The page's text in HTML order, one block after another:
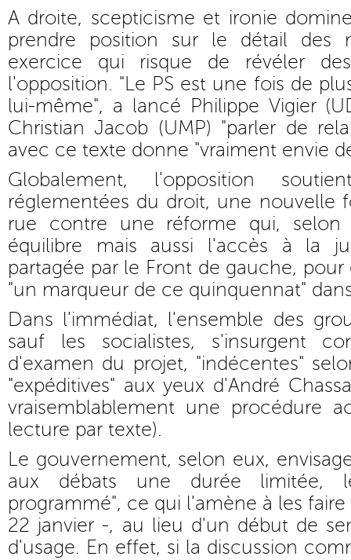
A droite, scepticisme et ironie
prendre position sur le détail des
exercice qui risque de révéler
l'opposition. "Le PS est une fois de
lui-même", a lancé Philippe Vigier
Christian Jacob (UMP) "parler de
avec ce texte donne "vraiment envie
Globalement, l'opposition
réglementées du droit, une nouvelle
rue contre une réforme qui, selon
équilibre mais aussi l'accès à la
partagée par le Front de gauche,
"un marqueur de ce quinquennat"
Dans l'immédiat, l'ensemble des
sauf les socialistes, s'insurgent
d'examen du projet, "indécentes"
"expéditives" aux yeux d'André
vraisemblablement une procédure
lecture par texte).
Le gouvernement, selon eux,
aux débats une durée limitée,
programmé", ce qui l'amène à les
22 janvier -, au lieu d'un début de
d'usage. En effet, si la discussion